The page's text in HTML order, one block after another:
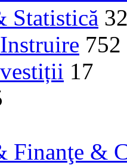
Statistică
752
17
Finanţe &